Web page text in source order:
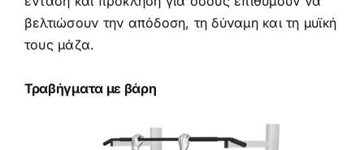
βελτιώσουν την απόδοση, τη δύναμη και τη μυϊκή
τους μάζα.
Τραβήγματα με βάρη